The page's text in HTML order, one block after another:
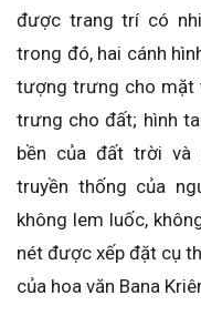
được trang trí có
trong đó, hai cánh
tượng trưng cho mặt
trưng cho đất; hình
bền của đất trời và
truyền thống của
không lem luốc,
nét được xếp đặt cụ
của hoa văn Bana